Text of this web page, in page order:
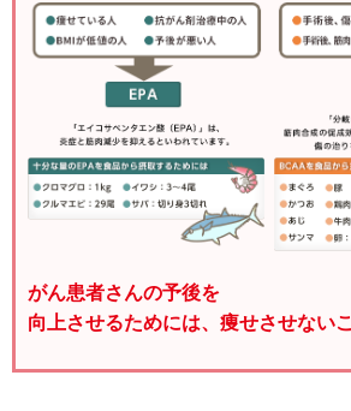
がん患者さんの予後を
向上させるためには、痩せさせない